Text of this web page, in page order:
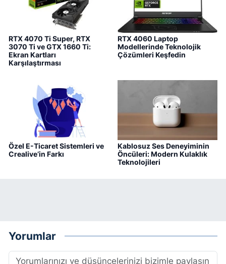
RTX 4070 Ti Super, RTX
3070 Ti ve GTX 1660 Ti:
Ekran Kartları
Karşılaştırması
RTX 4060 Laptop
Modellerinde Teknolojik
Çözümleri Keşfedin
Özel E-Ticaret Sistemleri ve
Crealive’in Farkı
Kablosuz Ses Deneyiminin
Öncüleri: Modern Kulaklık
Teknolojileri
Yorumlar